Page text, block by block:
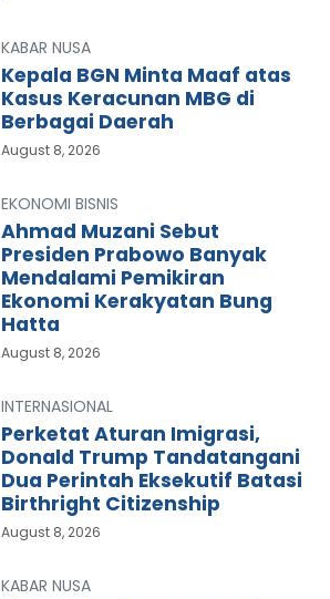
KABAR NUSA
Kepala BGN Minta Maaf atas
Kasus Keracunan MBG di
Berbagai Daerah
August 8, 2026
EKONOMI BISNIS
Ahmad Muzani Sebut
Presiden Prabowo Banyak
Mendalami Pemikiran
Ekonomi Kerakyatan Bung
Hatta
August 8, 2026
INTERNASIONAL
Perketat Aturan Imigrasi,
Donald Trump Tandatangani
Dua Perintah Eksekutif Batasi
Birthright Citizenship
August 8, 2026
KABAR NUSA